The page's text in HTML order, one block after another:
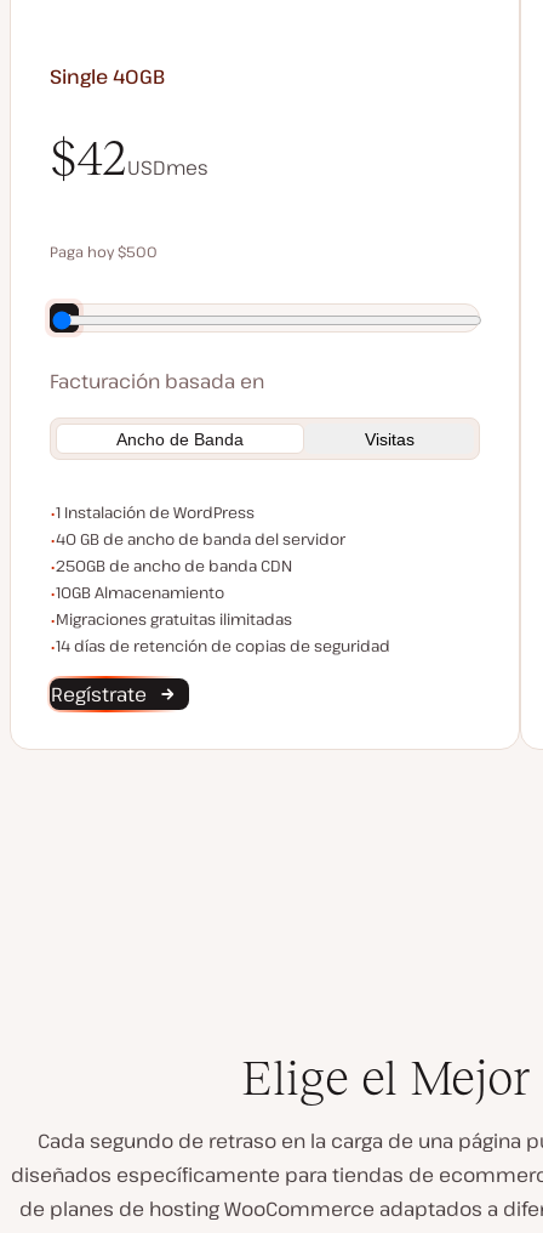
Single 40GB
$42USDmes
Paga hoy $500
Ahorra 100 $ pagando anualmente
Facturación basada en
Ancho de Banda Visitas
Instalaciones de WordPress
1 Instalación de WordPress
Ancho de banda del servidor
40 GB de ancho de banda del servidor
Ancho de banda CDN
250GB de ancho de banda CDN
Espacio de almacenamiento
10GB Almacenamiento
Migraciones ilimitadas
Migraciones gratuitas ilimitadas
Conservación de Copias de Seguridad
14 días de retención de copias de seguridad
Regístrate
Elige el
Cada segundo de retraso en la carga de una
diseñados específicamente para tiendas de
de planes de hosting WooCommerce adaptados a